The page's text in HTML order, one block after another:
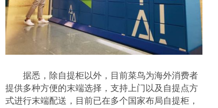
据悉，除自提柜以外，目前菜鸟为海外消费者
提供多种方便的末端选择，支持上门以及自提点方
式进行末端配送，目前已在多个国家布局自提柜，